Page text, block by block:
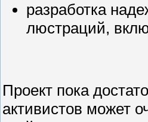
разработка
люстраций,
Проект пока
активистов может